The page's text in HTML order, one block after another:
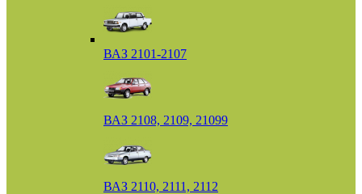
ВАЗ 2101-2107
ВАЗ 2108, 2109, 21099
ВАЗ 2110, 2111, 2112